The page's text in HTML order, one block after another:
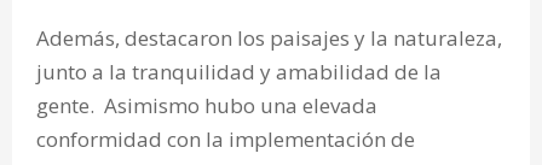
Además, destacaron los paisajes y la naturaleza,
junto a la tranquilidad y amabilidad de la
gente. Asimismo hubo una elevada
conformidad con la implementación de